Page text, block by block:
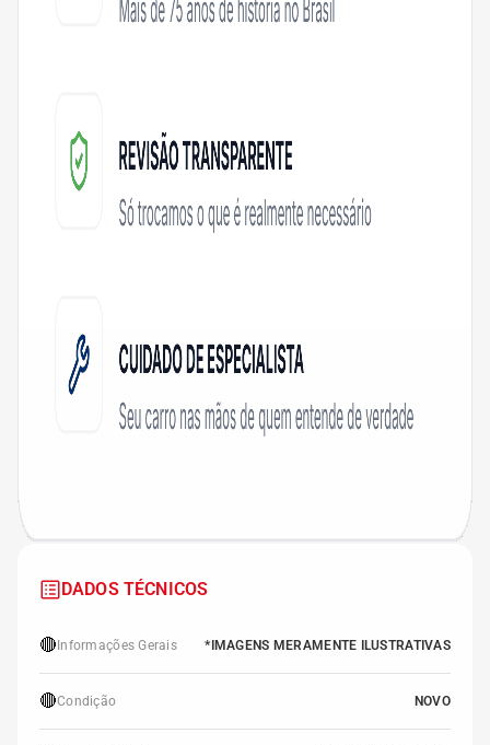
DADOS TÉCNICOS
🔴 Informações Gerais *IMAGENS MERAMENTE ILUSTRATIVAS
🔴Condição NOVO